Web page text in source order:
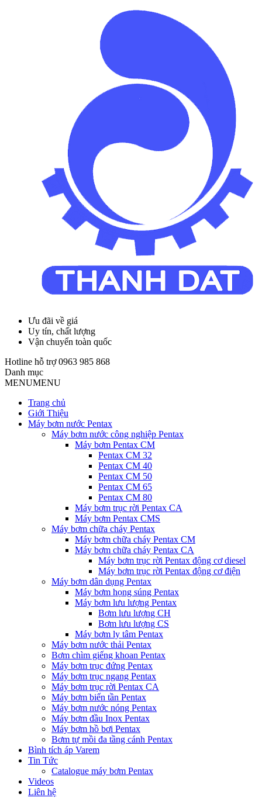
Ưu đãi về giá
Uy tín, chất lượng
Vận chuyển toàn quốc
Hotline hỗ trợ 0963 985 868
Danh mục
MENUMENU
Trang chủ
Giới Thiệu
Máy bơm nước Pentax
Máy bơm nước công nghiệp Pentax
Máy bơm Pentax CM
Pentax CM 32
Pentax CM 40
Pentax CM 50
Pentax CM 65
Pentax CM 80
Máy bơm trục rời Pentax CA
Máy bơm Pentax CMS
Máy bơm chữa cháy Pentax
Máy bơm chữa cháy Pentax CM
Máy bơm chữa cháy Pentax CA
Máy bơm trục rời Pentax động cơ diesel
Máy bơm trục rời Pentax động cơ điện
Máy bơm dân dụng Pentax
Máy bơm họng súng Pentax
Máy bơm lưu lượng Pentax
Bơm lưu lượng CH
Bơm lưu lượng CS
Máy bơm ly tâm Pentax
Máy bơm nước thải Pentax
Bơm chìm giếng khoan Pentax
Máy bơm trục đứng Pentax
Máy bơm trục ngang Pentax
Máy bơm trục rời Pentax CA
Máy bơm biến tần Pentax
Máy bơm nước nóng Pentax
Máy bơm đầu Inox Pentax
Máy bơm hồ bơi Pentax
Bơm tự mồi đa tầng cánh Pentax
Bình tích áp Varem
Tin Tức
Catalogue máy bơm Pentax
Videos
Liên hệ